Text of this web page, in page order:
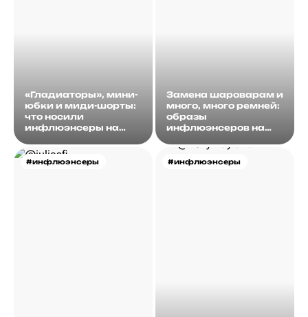
«Гладиаторы», мини-
юбки и миди-шорты:
что носили
инфлюэнсеры на
Замена шароварам и
много, много ремней:
образы
инфлюэнсеров на
#инфлюэнсеры #инфлюэнсеры